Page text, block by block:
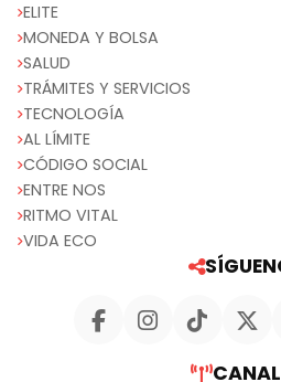
ELITE
MONEDA Y BOLSA
SALUD
TRÁMITES Y SERVICIOS
TECNOLOGÍA
AL LÍMITE
CÓDIGO SOCIAL
ENTRE NOS
RITMO VITAL
VIDA ECO